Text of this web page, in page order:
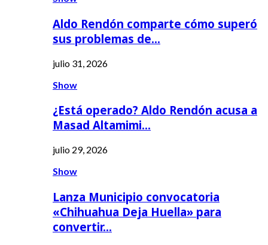
Aldo Rendón comparte cómo superó
sus problemas de…
julio 31, 2026
Show
¿Está operado? Aldo Rendón acusa a
Masad Altamimi…
julio 29, 2026
Show
Lanza Municipio convocatoria
«Chihuahua Deja Huella» para
convertir…